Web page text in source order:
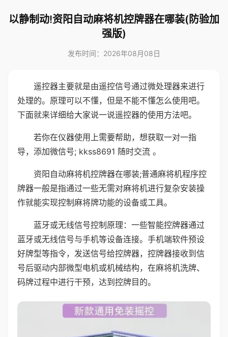
以静制动!资阳自动麻将机控牌器在哪装(防验加
强版)
发布时间：2026年08月08日
遥控器主要就是由遥控信号通过微处理器来进行
处理的。原理可以不懂，但是不能不懂怎么使用吧。
下面就来详细给大家说一说遥控器的使用方法吧。
若你在仪器使用上需要帮助，想获取一对一指
导，添加微信号; kkss8691 随时交流 。
资阳自动麻将机控牌器在哪装;普通麻将机程序控
牌器一般是指通过一些无需对麻将机进行复杂安装操
作就能实现控制麻将牌功能的设备或工具。
蓝牙或无线信号控制原理：一些智能控牌器通过
蓝牙或无线信号与手机等设备连接。手机端软件预设
好牌型等指令，发送信号给控牌器，控牌器接收到信
号后驱动内部微型电机或机械结构，在麻将机洗牌、
码牌过程中进行干预，达到控牌目的。